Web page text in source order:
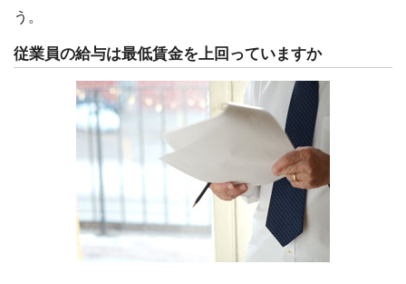
う。
従業員の給与は最低賃金を上回っていますか